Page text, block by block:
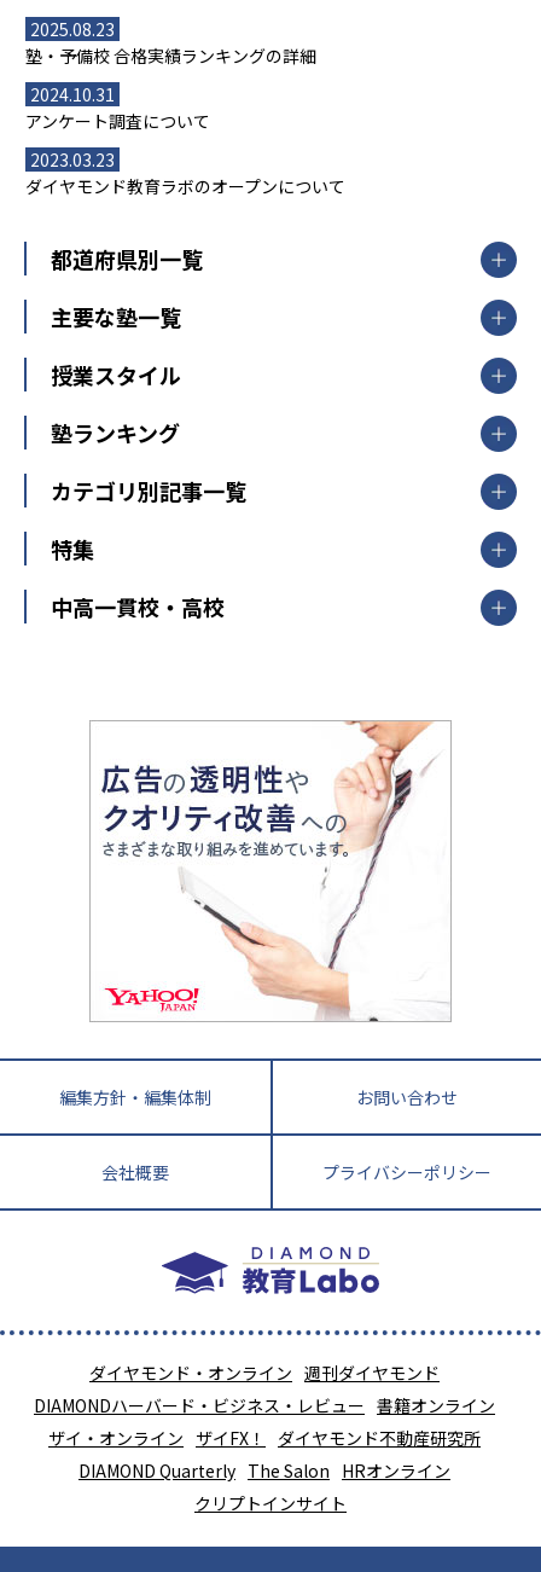
2025.08.23
塾・予備校 合格実績ランキングの詳細
2024.10.31
アンケート調査について
2023.03.23
ダイヤモンド教育ラボのオープンについて
都道府県別一覧
北海道・東北
山形県
福島県
関東
東京都
神奈川県
茨城県
栃木県
群馬県
新潟県
中部
愛知県
静岡県
長野県
大阪府
兵庫県 京都府 奈良県
和歌山県
鳥取県
島根県 岡山県 広島県
香川県
高知県
長崎県 熊本県
鹿児島県 沖縄県
主要な塾一覧
【掲載塾一覧を見る】
東京個別指導学院
明光義塾
個別教室のトライ
武田塾
授業スタイル
個別指導
オンライン指導
塾ランキング
中学受験ランキング
カテゴリ別記事一覧
中学受験
大学受験
教育全般
中学受験に熱心な市区町村ランキング
小学校受験
家庭教師
特集
開成番長直伝！子どもの受験を成功させる方法
運動と遊びを考える
情報Ⅰ、数学が苦手な人注目！最短距離の学力
アップ法
悩み多き「大学受験」相談室
英語・英会話・英検対策
小学校教師が解説！中学受験のリアル
教育ジャーナリストが徹底解説！ 大学受験の羅
中高一貫校・高校
大学入試改革
ママテクエグザム
進化する中高一貫校・高校
編集方針・編集体制 お問い合わせ
会社概要 プライバシーポリシー
ダイヤモンド・オンライン 週刊ダイヤモンド
DIAMONDハーバード・ビジネス・レビュー 書籍オンライン
ザイ・オンライン ザイFX！
ダイヤモンド不動産研究所
DIAMOND Quarterly The Salon HRオンライン
クリプトインサイト